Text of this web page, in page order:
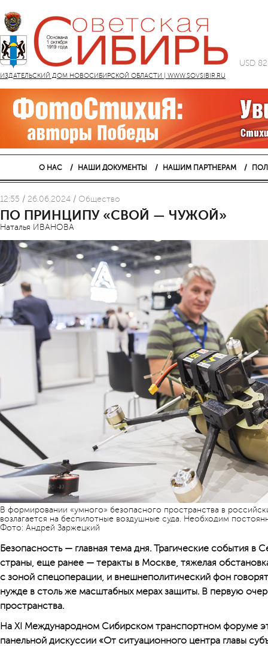
ИЗДАТЕЛЬСКИЙ ДОМ НОВОСИБИРСКОЙ ОБЛАСТИ | WWW.SOVSIBIR.RU
USD
О НАС НАШИ ДОКУМЕНТЫ НАШИМ ПАРТНЕРАМ
12:55 / 26.06.2024 / Общество
ПО ПРИНЦИПУ «СВОЙ — ЧУЖОЙ»
Наталья ИВАНОВА
В формировании «умного» безопасного пространства в
возлагается на беспилотные воздушные суда. Необходим
Фото: Андрей Заржецкий
Безопасность — главная тема дня. Трагические события в
страны, еще ранее — теракты в Москве, тяжелая
с зоной спецоперации, и внешнеполитический фон
нужде в столь же масштабных мерах защиты. В первую
пространства.
На XI Международном Сибирском транспортном форуме
панельной дискуссии «От ситуационного центра главы